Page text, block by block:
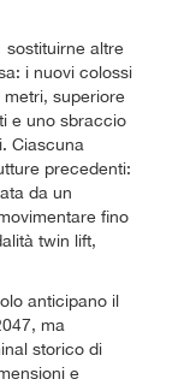
sostituirne altre
i nuovi colossi
metri, superiore
e uno sbraccio
Ciascuna
precedenti:
da un
fino
twin lift,
anticipano il
ma
storico di
e